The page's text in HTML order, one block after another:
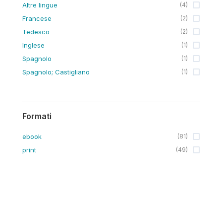
Altre lingue (4)
Francese (2)
Tedesco (2)
Inglese (1)
Spagnolo (1)
Spagnolo; Castigliano (1)
Formati
ebook (81)
print (49)